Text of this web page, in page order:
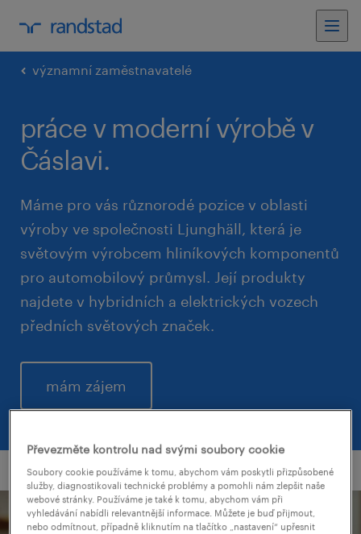
významní zaměstnavatelé
práce v moderní výrobě v
Čáslavi.
Máme pro vás různorodé pozice v oblasti
výroby ve společnosti Ljunghäll, která je
světovým výrobcem hliníkových komponentů
pro automobilový průmysl. Její produkty
najdete v hybridních a elektrických vozech
předních světových značek.
mám zájem
Převezměte kontrolu nad svými soubory cookie
Soubory cookie používáme k tomu, abychom vám poskytli přizpůsobené
služby, diagnostikovali technické problémy a pomohli nám zlepšit naše
webové stránky. Používáme je také k tomu, abychom vám při
vyhledávání nabídli relevantnější informace. Můžete je buď přijmout,
nebo odmítnout, případně kliknutím na tlačítko „nastavení“ upřesnit